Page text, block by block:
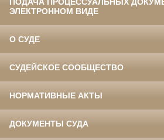
ЭЛЕКТРОННОМ ВИДЕ
О СУДЕ
СУДЕЙСКОЕ СООБЩЕСТВО
НОРМАТИВНЫЕ АКТЫ
ДОКУМЕНТЫ СУДА